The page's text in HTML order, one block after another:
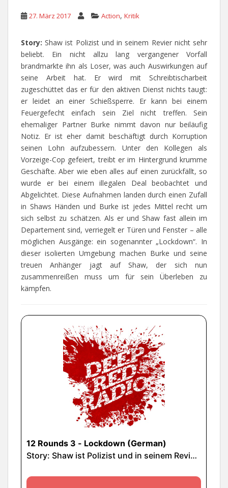
27. März 2017 Action, Kritik
Story:Shaw ist Polizist und in seinem Revier nicht sehr
beliebt. Ein nicht allzu lang vergangener Vorfall
brandmarkte ihn als Loser, was auch Auswirkungen auf
seine Arbeit hat. Er wird mit Schreibtischarbeit
zugeschüttet das er für den aktiven Dienst nichts taugt:
er leidet an einer Schießsperre. Er kann bei einem
Feuergefecht einfach sein Ziel nicht treffen. Sein
ehemaliger Partner Burke nimmt davon nur beiläufig
Notiz. Er ist eher damit beschäftigt durch Korruption
seinen Lohn aufzubessern. Unter den Kollegen als
Vorzeige-Cop gefeiert, treibt er im Hintergrund krumme
Geschäfte. Aber wie eben alles auf einen zurückfällt, so
wurde er bei einem illegalen Deal beobachtet und
Abgelichtet. Diese Aufnahmen landen durch einen Zufall
in Shaws Händen und Burke ist jedes Mittel recht um
sich selbst zu schätzen. Als er und Shaw fast allein im
Departement sind, verriegelt er Türen und Fenster – alle
möglichen Ausgänge: ein sogenannter „Lockdown“. In
dieser isolierten Umgebung machen Burke und seine
treuen Anhänger jagt auf Shaw, der sich nun
zusammenreißen muss um für sein Überleben zu
kämpfen.